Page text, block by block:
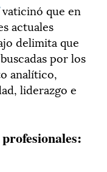
vaticinó que en
actuales
delimita que
por los
analítico,
liderazgo e